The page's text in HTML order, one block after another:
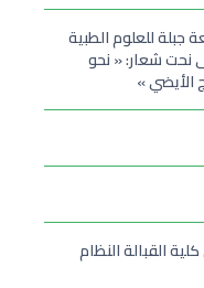
جبلة للعلوم الطبية
نحت شعار: « نحو
الأيضي »
القبالة النظام